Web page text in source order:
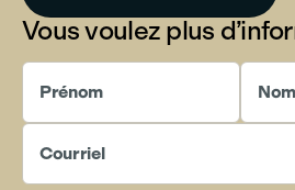
Vous voulez plus
Prénom Nom
Courriel